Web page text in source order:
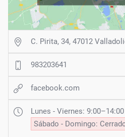
C. Pirita, 34, 47012
983203641
facebook.com
Lunes - Viernes:
Sábado - Domingo: